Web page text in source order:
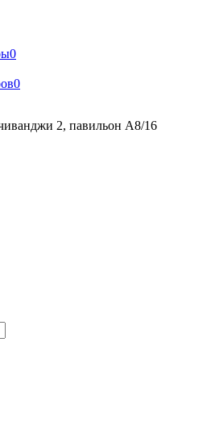
0
0
2, павильон А8/16